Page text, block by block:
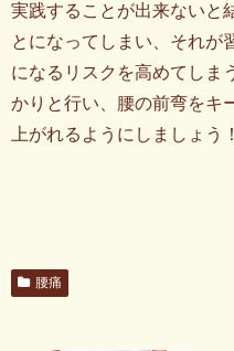
実践することが出来ないと
とになってしまい、それが
になるリスクを高めてしま
かりと行い、腰の前弯をキ
上がれるようにしましょう
腰痛